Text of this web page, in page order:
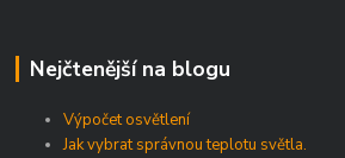
Nejčtenější na blogu
Výpočet osvětlení
Jak vybrat správnou teplotu světla.